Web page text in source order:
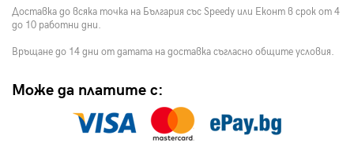
Доставка до всяка точка на България със Speedy или Еконт в срок от 4
до 10 работни дни.
Връщане до 14 дни от датата на доставка съгласно общите условия.
Може да платите с: